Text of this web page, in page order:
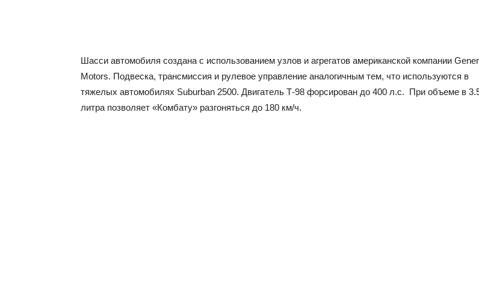
Шасси автомобиля создана с использованием узлов и агрегатов американской компании
Motors. Подвеска, трансмиссия и рулевое управление аналогичным тем, что используются в
тяжелых автомобилях Suburban 2500. Двигатель Т-98 форсирован до 400 л.с. При объеме в
литра позволяет «Комбату» разгоняться до 180 км/ч.